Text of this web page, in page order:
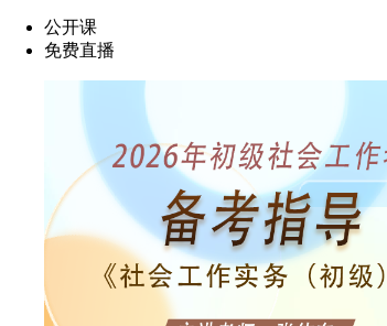
公开课
免费直播